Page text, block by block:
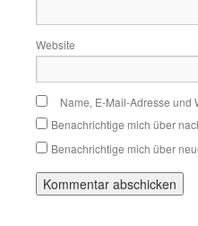
Website
Name, E-Mail-Adresse und
Benachrichtige mich über
Benachrichtige mich über